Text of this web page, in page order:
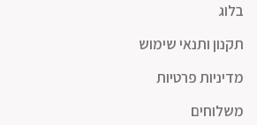
בלוג
תקנון ותנאי שימוש
מדיניות פרטיות
משלוחים